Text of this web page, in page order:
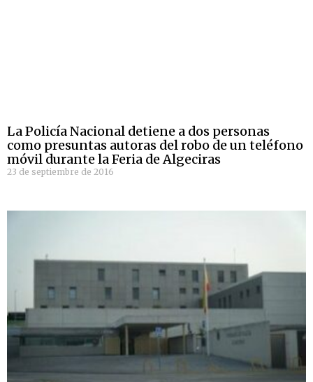
La Policía Nacional detiene a dos personas
como presuntas autoras del robo de un teléfono
móvil durante la Feria de Algeciras
23 de septiembre de 2016